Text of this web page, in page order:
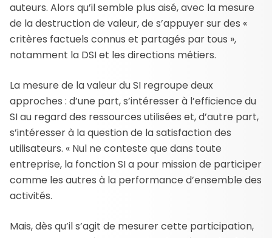
auteurs. Alors qu’il semble plus aisé, avec la mesure
de la destruction de valeur, de s’appuyer sur des «
critères factuels connus et partagés par tous »,
notamment la DSI et les directions métiers.
La mesure de la valeur du SI regroupe deux
approches : d’une part, s’intéresser à l’efficience du
SI au regard des ressources utilisées et, d’autre part,
s’intéresser à la question de la satisfaction des
utilisateurs. « Nul ne conteste que dans toute
entreprise, la fonction SI a pour mission de participer
comme les autres à la performance d’ensemble des
activités.
Mais, dès qu’il s’agit de mesurer cette participation,